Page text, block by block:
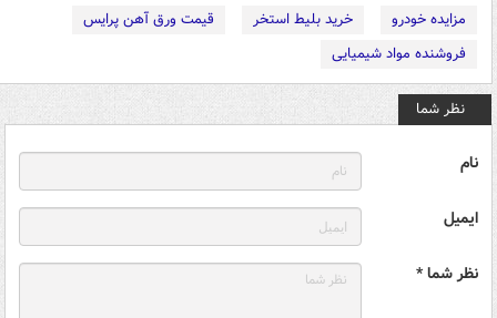
مزایده خودرو
خرید بلیط استخر
قیمت ورق آهن پرایس
فروشنده مواد شیمیایی
نظر شما
نام
ایمیل
نظر شما *